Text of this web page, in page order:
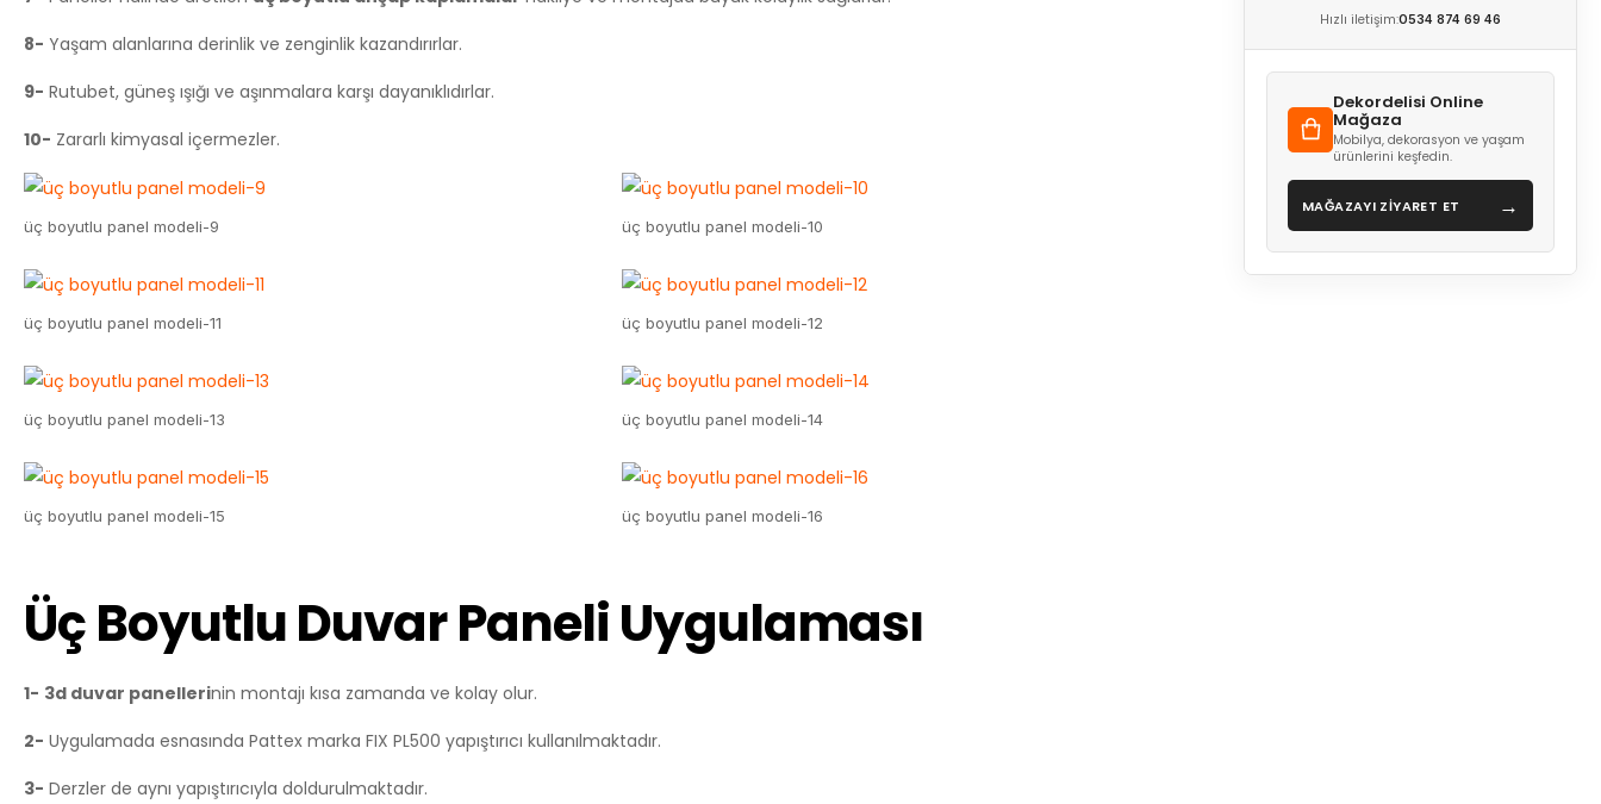
Hızlı iletişim:0534 874 69 46
Dekordelisi Online
Mağaza
Mobilya, dekorasyon ve yaşam
ürünlerini keşfedin.
MAĞAZAYI ZİYARET ET →
8- Yaşam alanlarına derinlik ve zenginlik kazandırırlar.
9- Rutubet, güneş ışığı ve aşınmalara karşı dayanıklıdırlar.
10- Zararlı kimyasal içermezler.
üç boyutlu panel modeli-9 üç boyutlu panel modeli-10
üç boyutlu panel modeli-11 üç boyutlu panel modeli-12
üç boyutlu panel modeli-13 üç boyutlu panel modeli-14
üç boyutlu panel modeli-15 üç boyutlu panel modeli-16
Üç Boyutlu Duvar Paneli Uygulaması
1- 3d duvar panellerinin montajı kısa zamanda ve kolay olur.
2- Uygulamada esnasında Pattex marka FIX PL500 yapıştırıcı kullanılmaktadır.
3- Derzler de aynı yapıştırıcıyla doldurulmaktadır.